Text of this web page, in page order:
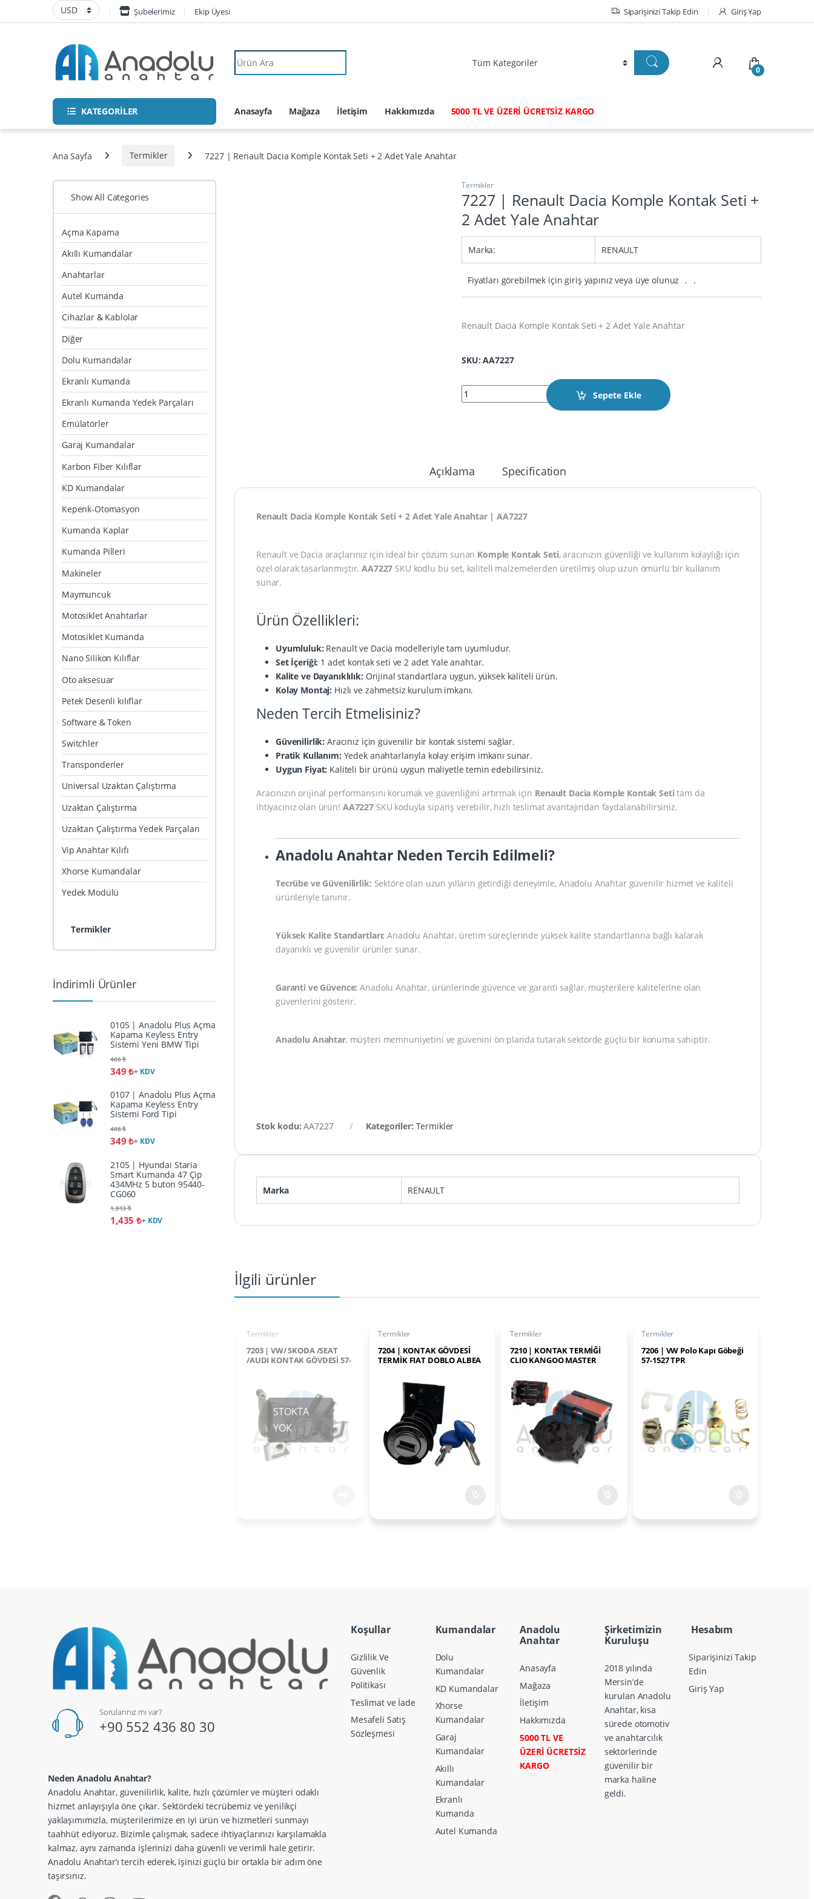
Skip to navigation
Skip to content Şubelerimiz Ekip Üyesi Siparişinizi Takip Edin Giriş Yap
Search for:
0
KATEGORİLER Anasayfa Mağaza İletişim Hakkımızda 5000 TL VE ÜZERİ ÜCRETSİZ KARGO
Ana Sayfa Termikler 7227 | Renault Dacia Komple Kontak Seti + 2 Adet Yale Anahtar
Termikler
7227 | Renault Dacia Komple Kontak Seti +
2 Adet Yale Anahtar
Marka: RENAULT
Fiyatları görebilmek için giriş yapınız veya üye olunuz . .
Renault Dacia Komple Kontak Seti + 2 Adet Yale Anahtar
SKU: AA7227
7227 | Renault Dacia Komple Kontak Seti + 2 Adet Yale Anahtar quantity
Sepete Ekle
Açıklama Specification
Renault Dacia Komple Kontak Seti + 2 Adet Yale Anahtar | AA7227
Renault ve Dacia araçlarınız için ideal bir çözüm sunan Komple Kontak Seti, aracınızın güvenliği ve kullanım kolaylığı için
özel olarak tasarlanmıştır.AA7227 SKU kodlu bu set, kaliteli malzemelerden üretilmiş olup uzun ömürlü bir kullanım
sunar.
Ürün Özellikleri:
Uyumluluk: Renault ve Dacia modelleriyle tam uyumludur.
Set İçeriği: 1 adet kontak seti ve 2 adet Yale anahtar.
Kalite ve Dayanıklılık: Orijinal standartlara uygun, yüksek kaliteli ürün.
Kolay Montaj: Hızlı ve zahmetsiz kurulum imkanı.
Neden Tercih Etmelisiniz?
Güvenilirlik: Aracınız için güvenilir bir kontak sistemi sağlar.
Pratik Kullanım: Yedek anahtarlarıyla kolay erişim imkanı sunar.
Uygun Fiyat: Kaliteli bir ürünü uygun maliyetle temin edebilirsiniz.
Aracınızın orijinal performansını korumak ve güvenliğini artırmak için Renault Dacia Komple Kontak Seti tam da
ihtiyacınız olan ürün! AA7227SKU koduyla sipariş verebilir, hızlı teslimat avantajından faydalanabilirsiniz.
Anadolu Anahtar Neden Tercih Edilmeli?
Tecrübe ve Güvenilirlik: Sektöre olan uzun yılların getirdiği deneyimle, Anadolu Anahtar güvenilir hizmet ve kaliteli
ürünleriyle tanınır.
Yüksek Kalite Standartları: Anadolu Anahtar, üretim süreçlerinde yüksek kalite standartlarına bağlı kalarak
dayanıklı ve güvenilir ürünler sunar.
Garanti ve Güvence: Anadolu Anahtar, ürünlerinde güvence ve garanti sağlar, müşterilere kalitelerine olan
güvenlerini gösterir.
Anadolu Anahtar, müşteri memnuniyetini ve güvenini ön planda tutarak sektörde güçlü bir konuma sahiptir.
Stok kodu:AA7227 Kategoriler: Termikler
Marka RENAULT
İlgili ürünler
Termikler
7203 | VW/ SKODA /SEAT
/AUDI KONTAK GÖVDESİ 57-
Termikler
7204 | KONTAK GÖVDESİ
TERMİK FIAT DOBLO ALBEA
Termikler
7210 | KONTAK TERMİĞİ
CLIO KANGOO MASTER
Termikler
7206 | VW Polo Kapı Göbeği
57-1527 TPR
Show All Categories
Açma Kapama
Akıllı Kumandalar
Anahtarlar
Autel Kumanda
Cihazlar & Kablolar
Diğer
Dolu Kumandalar
Ekranlı Kumanda
Ekranlı Kumanda Yedek Parçaları
Emülatörler
Garaj Kumandalar
Karbon Fiber Kılıflar
KD Kumandalar
Kepenk-Otomasyon
Kumanda Kaplar
Kumanda Pilleri
Makineler
Maymuncuk
Motosiklet Anahtarlar
Motosiklet Kumanda
Nano Silikon Kılıflar
Oto aksesuar
Petek Desenli kılıflar
Software & Token
Switchler
Transponderler
Universal Uzaktan Çalıştırma
Uzaktan Çalıştırma
Uzaktan Çalıştırma Yedek Parçaları
Vip Anahtar Kılıfı
Xhorse Kumandalar
Yedek Modülü
Termikler
İndirimli Ürünler
0105 | Anadolu Plus Açma
Kapama Keyless Entry
Sistemi Yeni BMW Tipi
349₺
406₺
+ KDV
0107 | Anadolu Plus Açma
Kapama Keyless Entry
Sistemi Ford Tipi
349₺
406₺
+ KDV
2105 | Hyundai Staria
Smart Kumanda 47 Çip
434MHz 5 buton 95440-
CG060
1,435₺
1,913₺
+ KDV
Sorularınız mı var?
+90 552 436 80 30
Neden Anadolu Anahtar?
Anadolu Anahtar, güvenilirlik, kalite, hızlı çözümler ve müşteri odaklı
hizmet anlayışıyla öne çıkar. Sektördeki tecrübemiz ve yenilikçi
yaklaşımımızla, müşterilerimize en iyi ürün ve hizmetleri sunmayı
taahhüt ediyoruz. Bizimle çalışmak, sadece ihtiyaçlarınızı karşılamakla
kalmaz, aynı zamanda işlerinizi daha güvenli ve verimli hale getirir.
Anadolu Anahtar’ı tercih ederek, işinizi güçlü bir ortakla bir adım öne
taşırsınız.
Koşullar
Gizlilik Ve
Güvenlik
Politikası
Teslimat ve İade
Mesafeli Satış
Sözleşmesi
Kumandalar
Dolu
Kumandalar
KD Kumandalar
Xhorse
Kumandalar
Garaj
Kumandalar
Akıllı
Kumandalar
Ekranlı
Kumanda
Autel Kumanda
Anadolu
Anahtar
Anasayfa
Mağaza
İletişim
Hakkımızda
5000 TL VE
ÜZERİ ÜCRETSİZ
KARGO
Şirketimizin
Kuruluşu
2018 yılında
Mersin’de
kurulan Anadolu
Anahtar, kısa
sürede otomotiv
ve anahtarcılık
sektörlerinde
güvenilir bir
marka haline
geldi.
Hesabım
Siparişinizi Takip
Edin
Giriş Yap